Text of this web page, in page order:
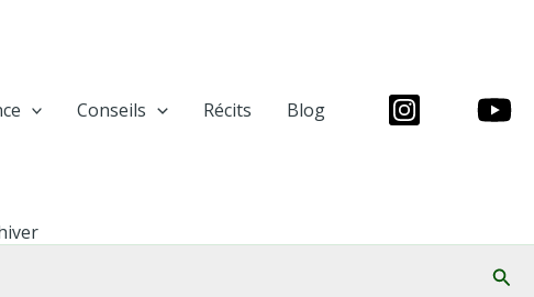
Conseils Récits Blog